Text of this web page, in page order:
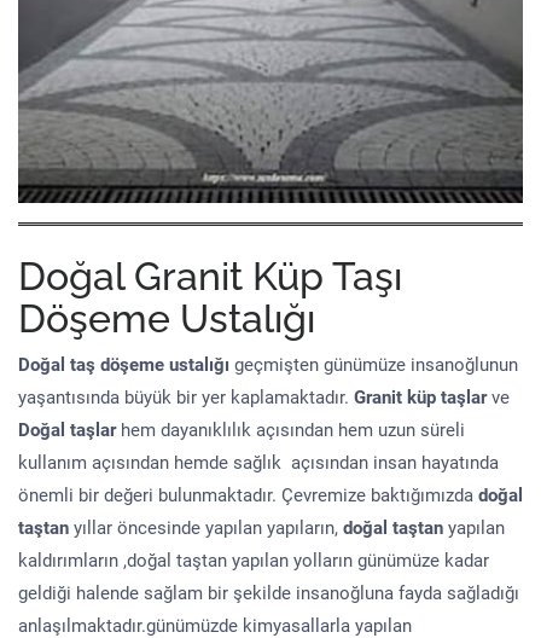
Doğal Granit Küp Taşı
Döşeme Ustalığı
Doğal taş döşeme ustalığı geçmişten günümüze insanoğlunun
yaşantısında büyük bir yer kaplamaktadır. Granit küp taşlarve
Doğal taşlar hem dayanıklılık açısından hem uzun süreli
kullanım açısından hemde sağlık açısından insan hayatında
önemli bir değeri bulunmaktadır. Çevremize baktığımızda doğal
taştan yıllar öncesinde yapılan yapıların, doğal taştan yapılan
kaldırımların ,doğal taştan yapılan yolların günümüze kadar
geldiği halende sağlam bir şekilde insanoğluna fayda sağladığı
anlaşılmaktadır.günümüzde kimyasallarla yapılan